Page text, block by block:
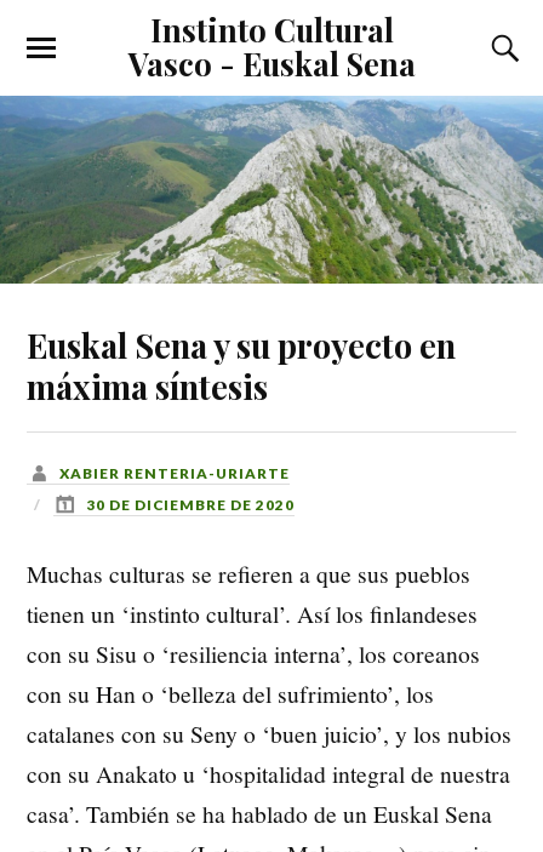
Instinto Cultural
Vasco - Euskal Sena
Euskal Sena y su proyecto en
máxima síntesis
XABIER RENTERIA-URIARTE
30 DE DICIEMBRE DE 2020
Muchas culturas se refieren a que sus pueblos
tienen un ‘instinto cultural’. Así los finlandeses
con su Sisu o ‘resiliencia interna’, los coreanos
con su Han o ‘belleza del sufrimiento’, los
catalanes con su Seny o ‘buen juicio’, y los nubios
con su Anakato u ‘hospitalidad integral de nuestra
casa’. También se ha hablado de un Euskal Sena